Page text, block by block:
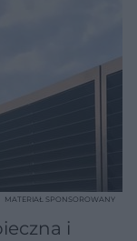
i
MATERIAŁ SPONSOROWANY